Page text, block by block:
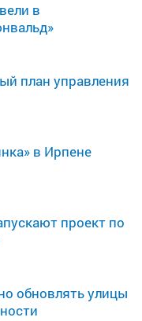
в
план управления
в Ирпене
проект по
обновлять улицы